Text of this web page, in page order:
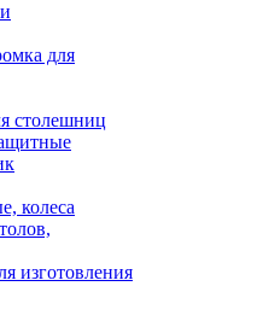
для
столешниц
колеса
изготовления